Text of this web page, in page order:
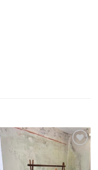
Add to
wishlist